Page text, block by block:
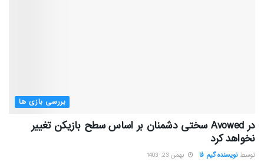
بررسی بازی ها
در Avowed سختی دشمنان بر اساس سطح بازیکن تغییر
نخواهد کرد
توسط نویسنده گیم فا بهمن 23, 1403